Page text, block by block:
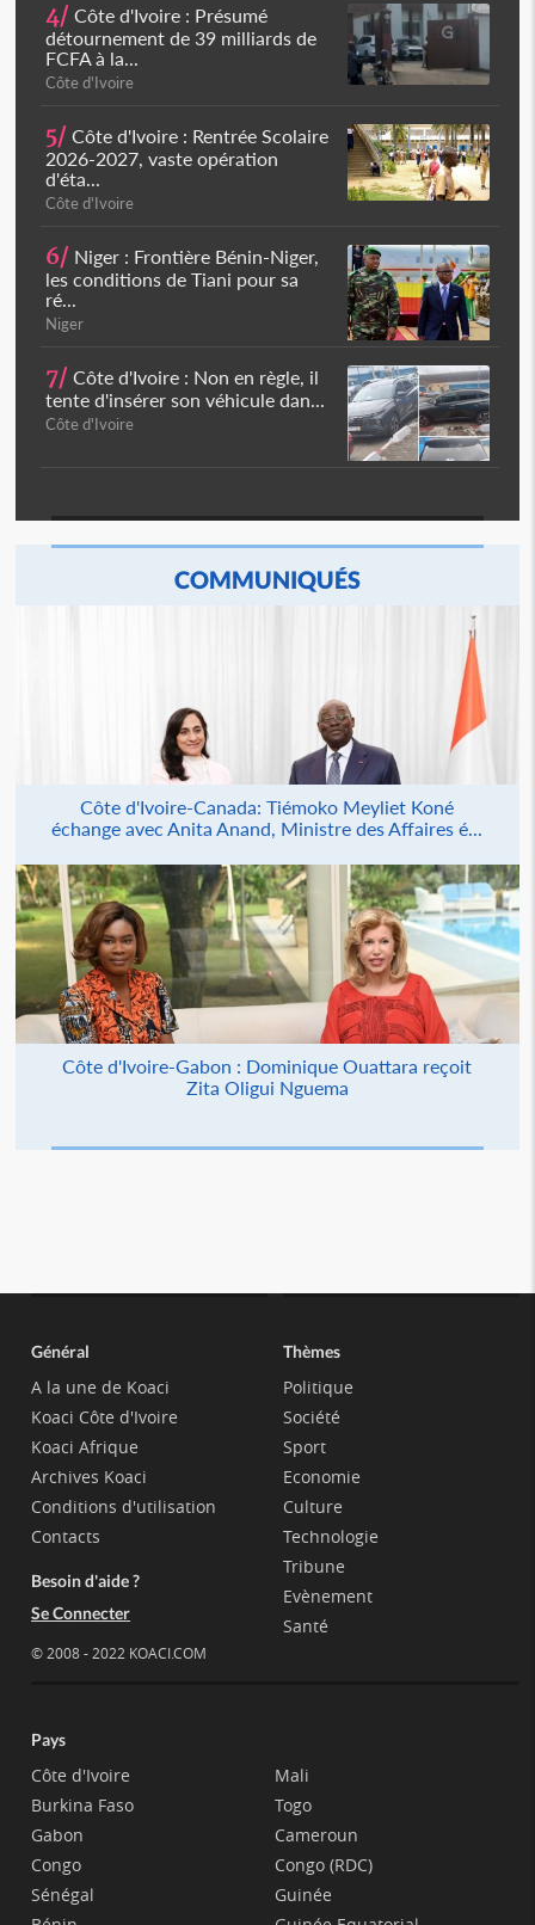
4/ Côte d'Ivoire : Présumé
détournement de 39 milliards de
FCFA à la...
Côte d'Ivoire
5/ Côte d'Ivoire : Rentrée Scolaire
2026-2027, vaste opération
d'éta...
Côte d'Ivoire
6/ Niger : Frontière Bénin-Niger,
les conditions de Tiani pour sa
ré...
Niger
7/ Côte d'Ivoire : Non en règle, il
tente d'insérer son véhicule dan...
Côte d'Ivoire
COMMUNIQUÉS
Côte d'Ivoire-Canada: Tiémoko Meyliet Koné
échange avec Anita Anand, Ministre des Affaires é...
Côte d'Ivoire-Gabon : Dominique Ouattara reçoit
Zita Oligui Nguema
Général
A la une de Koaci
Koaci Côte d'Ivoire
Koaci Afrique
Archives Koaci
Conditions d'utilisation
Contacts
Besoin d'aide ?
Se Connecter
© 2008 - 2022 KOACI.COM
Thèmes
Politique
Société
Sport
Economie
Culture
Technologie
Tribune
Evènement
Santé
Pays
Côte d'Ivoire
Burkina Faso
Gabon
Congo
Sénégal
Mali
Togo
Cameroun
Congo (RDC)
Guinée